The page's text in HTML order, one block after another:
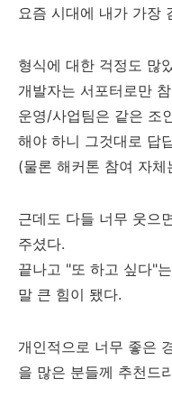
요즘 시대에 내가 가장
형식에 대한 걱정도 많
개발자는 서포터로만
운영/사업팀은 같은 조
해야 하니 그것대로 답
(물론 해커톤 참여 자체
근데도 다들 너무 웃으
주셨다.
끝나고 "또 하고 싶다"
말 큰 힘이 됐다.
개인적으로 너무 좋은
을 많은 분들께 추천드